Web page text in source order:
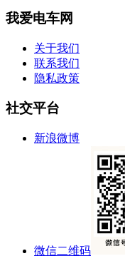
我爱电车网
关于我们
联系我们
隐私政策
社交平台
新浪微博
微信二维码